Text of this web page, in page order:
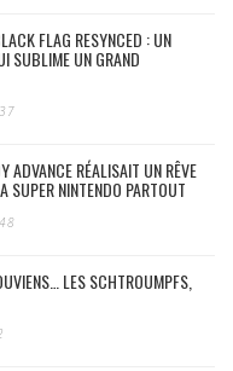
FLAG RESYNCED : UN
SUBLIME UN GRAND
ADVANCE RÉALISAIT UN RÊVE
SUPER NINTENDO PARTOUT
LES SCHTROUMPFS,